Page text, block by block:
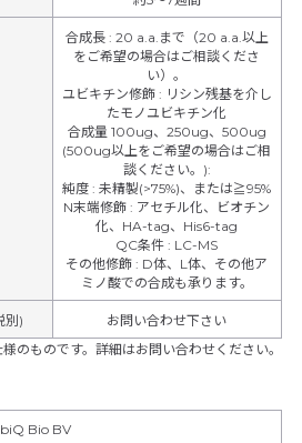
合成長 : 20 a.a.まで（20 a.a.以上
をご希望の場合はご相談くださ
い）。
ユビキチン修飾 : リシン残基を介し
たモノユビキチン化
合成量 100ug、250ug、500ug
(500ug以上をご希望の場合はご相
談ください。):
純度:未精製(>75%)、または≧95%
N末端修飾: アセチル化、ビオチン
化、HA-tag、His6-tag
QC条件: LC-MS
その他修飾: D体、L体、その他ア
ミノ酸での合成も承ります。
別)
お問い合わせ下さい
のものです。詳細はお問い合わせください。
Bio BV